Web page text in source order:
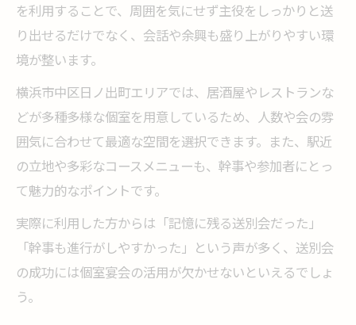
を利用することで、周囲を気にせず主役をしっかりと送
り出せるだけでなく、会話や余興も盛り上がりやすい環
境が整います。
横浜市中区日ノ出町エリアでは、居酒屋やレストランな
どが多種多様な個室を用意しているため、人数や会の雰
囲気に合わせて最適な空間を選択できます。また、駅近
の立地や多彩なコースメニューも、幹事や参加者にとっ
て魅力的なポイントです。
実際に利用した方からは「記憶に残る送別会だった」
「幹事も進行がしやすかった」という声が多く、送別会
の成功には個室宴会の活用が欠かせないといえるでしょ
う。